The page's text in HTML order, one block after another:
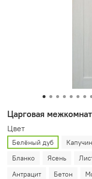
Царговая
Цвет
Белёный дуб
Бланко
Ясень
Антрацит
Бетон